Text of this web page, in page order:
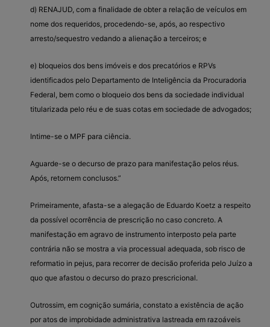
d) RENAJUD, com a finalidade de obter a relação de veículos em
nome dos requeridos, procedendo-se, após, ao respectivo
arresto/sequestro vedando a alienação a terceiros; e
e) bloqueios dos bens imóveis e dos precatórios e RPVs
identificados pelo Departamento de Inteligência da Procuradoria
Federal, bem como o bloqueio dos bens da sociedade individual
titularizada pelo réu e de suas cotas em sociedade de advogados;
Intime-se o MPF para ciência.
Aguarde-se o decurso de prazo para manifestação pelos réus.
Após, retornem conclusos.”
Primeiramente, afasta-se a alegação de Eduardo Koetz a respeito
da possível ocorrência de prescrição no caso concreto. A
manifestação em agravo de instrumento interposto pela parte
contrária não se mostra a via processual adequada, sob risco de
reformatio in pejus, para recorrer de decisão proferida pelo Juízo a
quo que afastou o decurso do prazo prescricional.
Outrossim, em cognição sumária, constato a existência de ação
por atos de improbidade administrativa lastreada em razoáveis